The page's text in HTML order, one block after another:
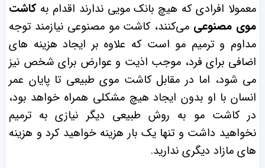
معمولا افرادی که هیچ بانک مویی ندارند اقدام بهکاشت
موی مصنوعی می‌کنند، کاشت مو مصنوعی نیازمند توجه
مداوم و ترمیم مو است که علاوه بر ایجاد هزینه های
اضافی برای فرد، موجب اذیت و عوارض برای شخص نیز
می شود، اما در مقابل کاشت موی طبیعی تا پایان عمر
انسان با او بدون ایجاد هیچ مشکلی همراه خواهد بود،
در کاشت مو به روش طبیعی دیگر نیازی به ترمیم
نخواهید داشت و تنها یک بار هزینه خواهید کرد و هزینه
های مازاد دیگری ندارید.